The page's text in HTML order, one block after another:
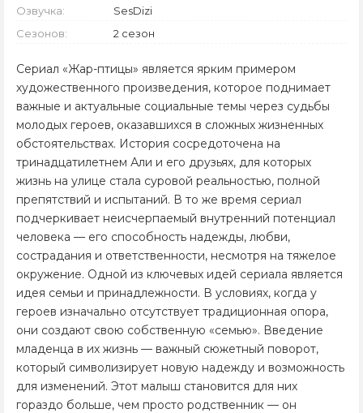
Озвучка:
SesDizi
Сезонов:
2 сезон
Сериал «Жар-птицы» является ярким примером
художественного произведения, которое поднимает
важные и актуальные социальные темы через судьбы
молодых героев, оказавшихся в сложных жизненных
обстоятельствах. История сосредоточена на
тринадцатилетнем Али и его друзьях, для которых
жизнь на улице стала суровой реальностью, полной
препятствий и испытаний. В то же время сериал
подчеркивает неисчерпаемый внутренний потенциал
человека — его способность надежды, любви,
сострадания и ответственности, несмотря на тяжелое
окружение. Одной из ключевых идей сериала является
идея семьи и принадлежности. В условиях, когда у
героев изначально отсутствует традиционная опора,
они создают свою собственную «семью». Введение
младенца в их жизнь — важный сюжетный поворот,
который символизирует новую надежду и возможность
для изменений. Этот малыш становится для них
гораздо больше, чем просто родственник — он